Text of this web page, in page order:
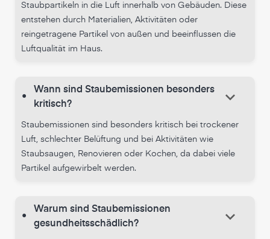
Staubpartikeln in die Luft innerhalb von Gebäuden. Diese
entstehen durch Materialien, Aktivitäten oder
reingetragene Partikel von außen und beeinflussen die
Luftqualität im Haus.
•
Wann sind Staubemissionen besonders
kritisch?
keyboard_arrow_down
Staubemissionen sind besonders kritisch bei trockener
Luft, schlechter Belüftung und bei Aktivitäten wie
Staubsaugen, Renovieren oder Kochen, da dabei viele
Partikel aufgewirbelt werden.
•
Warum sind Staubemissionen
gesundheitsschädlich?
keyboard_arrow_down